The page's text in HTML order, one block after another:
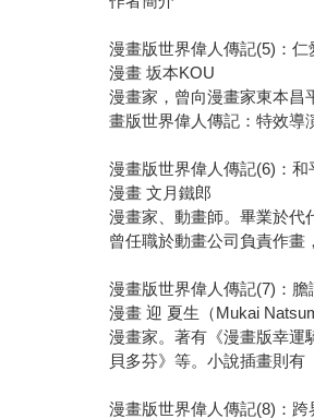
漫畫版世界偉人傳記(5)：仁
漫畫 坂本KOU
漫畫家，曾向漫畫家東本昌
畫版世界偉人傳記：特效導
漫畫版世界偉人傳記(6)：和
漫畫 文月鐵郎
漫畫家、動畫師。畢業於代
曾任職於動畫公司負責作畫
漫畫版世界偉人傳記(7)：
漫畫 迎 夏生（Mukai
漫畫家。著有《漫畫版幸運
貝多芬》等。小說插畫則有
漫畫版世界偉人傳記(8)：